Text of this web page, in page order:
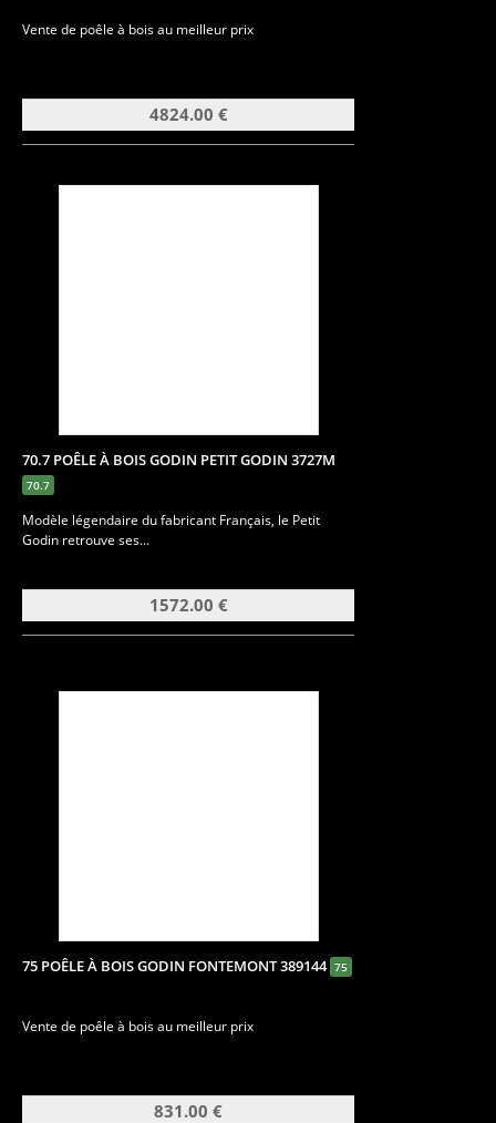
Vente de poêle à bois au meilleur prix
4824.00 €
70.7 POÊLE À BOIS GODIN PETIT GODIN 3727M
70.7
Modèle légendaire du fabricant Français, le Petit
Godin retrouve ses...
1572.00 €
75 POÊLE À BOIS GODIN FONTEMONT 389144 75
Vente de poêle à bois au meilleur prix
831.00 €